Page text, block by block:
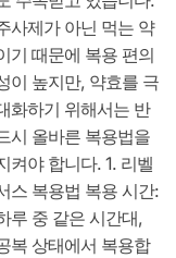
사제가 아닌 먹는 약
기 때문에 복용 편의
이 높지만, 약효를 극
화하기 위해서는 반
시 올바른 복용법을
켜야 합니다. 1. 리벨
스 복용법 복용 시간:
루 중 같은 시간대,
복 상태에서 복용합